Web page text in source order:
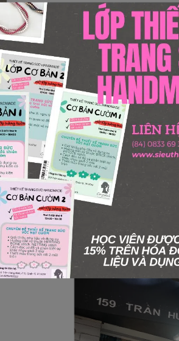
Size:
4mm
Đơn vị
Gói
Số lượng
Thêm giỏ hàng